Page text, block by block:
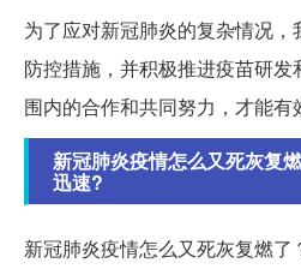
为了应对新冠肺炎的复杂情况
防控措施，并积极推进疫苗研
围内的合作和共同努力，才能有
新冠肺炎疫情怎么又死灰复
迅速?
新冠肺炎疫情怎么又死灰复燃